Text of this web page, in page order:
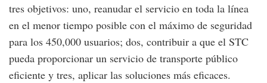
tres objetivos: uno, reanudar el servicio en toda la línea
en el menor tiempo posible con el máximo de seguridad
para los 450,000 usuarios; dos, contribuir a que el STC
pueda proporcionar un servicio de transporte público
eficiente y tres, aplicar las soluciones más eficaces.